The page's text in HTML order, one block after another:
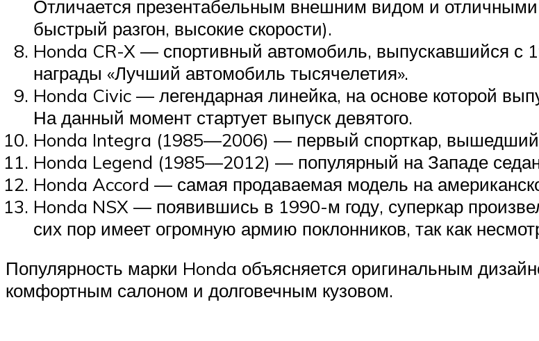
Меню
Отличается презентабельным внешним видом и
быстрый разгон, высокие скорости).
Honda CR-X — спортивный автомобиль, выпускавшийся с
награды «Лучший автомобиль тысячелетия».
Honda Civic — легендарная линейка, на основе которой
На данный момент стартует выпуск девятого.
Honda Integra (1985—2006) — первый спорткар, вышедший
Honda Legend (1985—2012) — популярный на Западе седан
Honda Accord — самая продаваемая модель на
Honda NSX — появившись в 1990-м году, суперкар
сих пор имеет огромную армию поклонников, так как
Популярность марки Honda объясняется оригинальным
комфортным салоном и долговечным кузовом.